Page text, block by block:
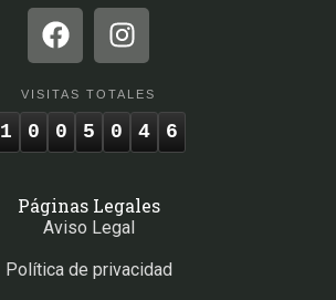
VISITAS TOTALES
1 0 0 5 0 4 6
Páginas Legales
Aviso Legal
Política de privacidad